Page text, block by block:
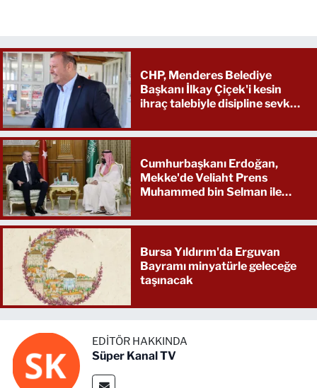
CHP, Menderes Belediye
Başkanı İlkay Çiçek'i kesin
ihraç talebiyle disipline sevk
Cumhurbaşkanı Erdoğan,
Mekke'de Veliaht Prens
Muhammed bin Selman ile
Bursa Yıldırım'da Erguvan
Bayramı minyatürle geleceğe
taşınacak
EDITÖR HAKKINDA
Süper Kanal TV